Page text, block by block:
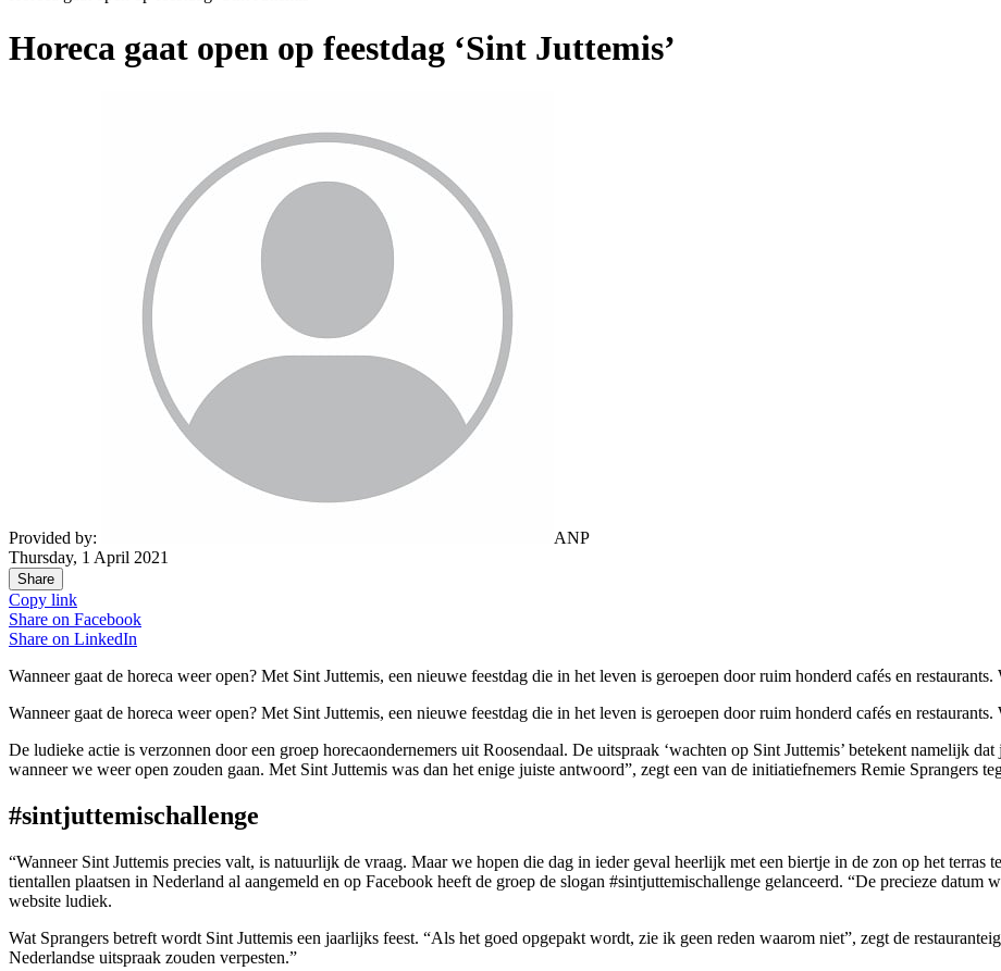
Horeca gaat open op feestdag ‘Sint Juttemis’
Provided by:
ANP
Thursday, 1 April 2021
Share
Copy link
Share on Facebook
Share on LinkedIn
Wanneer gaat de horeca weer open? Met Sint Juttemis, een nieuwe feestdag die in het leven is geroepen door ruim honderd cafés en
Wanneer gaat de horeca weer open? Met Sint Juttemis, een nieuwe feestdag die in het leven is geroepen door ruim honderd cafés en
De ludieke actie is verzonnen door een groep horecaondernemers uit Roosendaal. De uitspraak ‘wachten op Sint Juttemis’ betekent namelijk
wanneer we weer open zouden gaan. Met Sint Juttemis was dan het enige juiste antwoord”, zegt een van de initiatiefnemers Remie Sprangers
#sintjuttemischallenge
“Wanneer Sint Juttemis precies valt, is natuurlijk de vraag. Maar we hopen die dag in ieder geval heerlijk met een biertje in de zon op het terras
tientallen plaatsen in Nederland al aangemeld en op Facebook heeft de groep de slogan #sintjuttemischallenge gelanceerd. “De precieze
website ludiek.
Wat Sprangers betreft wordt Sint Juttemis een jaarlijks feest. “Als het goed opgepakt wordt, zie ik geen reden waarom niet”, zegt de
Nederlandse uitspraak zouden verpesten.”